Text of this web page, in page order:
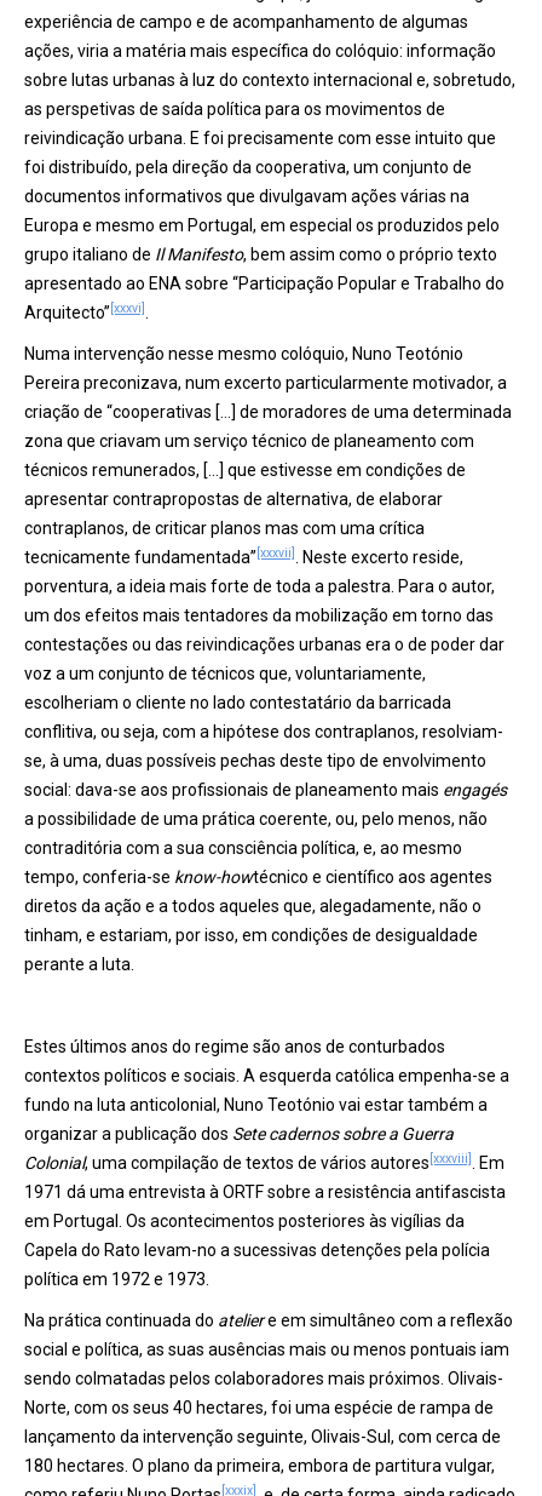
experiência de campo e de acompanhamento de algumas
ações, viria a matéria mais específica do colóquio: informação
sobre lutas urbanas à luz do contexto internacional e, sobretudo,
as perspetivas de saída política para os movimentos de
reivindicação urbana. E foi precisamente com esse intuito que
foi distribuído, pela direção da cooperativa, um conjunto de
documentos informativos que divulgavam ações várias na
Europa e mesmo em Portugal, em especial os produzidos pelo
grupo italiano de Il Manifesto, bem assim como o próprio texto
apresentado ao ENA sobre “Participação Popular e Trabalho do
Arquitecto” [xxxvi]
Numa intervenção nesse mesmo colóquio, Nuno Teotónio
Pereira preconizava, num excerto particularmente motivador, a
criação de “cooperativas […] de moradores de uma determinada
zona que criavam um serviço técnico de planeamento com
técnicos remunerados, […] que estivesse em condições de
apresentar contrapropostas de alternativa, de elaborar
contraplanos, de criticar planos mas com uma crítica
tecnicamente fundamentada” [xxxvii]
. Neste excerto reside,
porventura, a ideia mais forte de toda a palestra. Para o autor,
um dos efeitos mais tentadores da mobilização em torno das
contestações ou das reivindicações urbanas era o de poder dar
voz a um conjunto de técnicos que, voluntariamente,
escolheriam o cliente no lado contestatário da barricada
conflitiva, ou seja, com a hipótese dos contraplanos, resolviam-
se, à uma, duas possíveis pechas deste tipo de envolvimento
social: dava-se aos profissionais de planeamento mais engagés
a possibilidade de uma prática coerente, ou, pelo menos, não
contraditória com a sua consciência política, e, ao mesmo
tempo, conferia-se know-howtécnico e científico aos agentes
diretos da ação e a todos aqueles que, alegadamente, não o
tinham, e estariam, por isso, em condições de desigualdade
perante a luta.
Estes últimos anos do regime são anos de conturbados
contextos políticos e sociais. A esquerda católica empenha-se a
fundo na luta anticolonial, Nuno Teotónio vai estar também a
organizar a publicação dos Sete cadernos sobre a Guerra
Colonial, uma compilação de textos de vários autores [xxxviii]
. Em
1971 dá uma entrevista à ORTF sobre a resistência antifascista
em Portugal. Os acontecimentos posteriores às vigílias da
Capela do Rato levam-no a sucessivas detenções pela polícia
política em 1972 e 1973.
Na prática continuada do ateliere em simultâneo com a reflexão
social e política, as suas ausências mais ou menos pontuais iam
sendo colmatadas pelos colaboradores mais próximos. Olivais-
Norte, com os seus 40 hectares, foi uma espécie de rampa de
lançamento da intervenção seguinte, Olivais-Sul, com cerca de
180 hectares. O plano da primeira, embora de partitura vulgar,
[xxxix]